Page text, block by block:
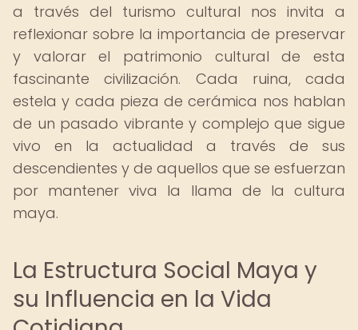
a través del turismo cultural nos invita a
reflexionar sobre la importancia de preservar
y valorar el patrimonio cultural de esta
fascinante civilización. Cada ruina, cada
estela y cada pieza de cerámica nos hablan
de un pasado vibrante y complejo que sigue
vivo en la actualidad a través de sus
descendientes y de aquellos que se esfuerzan
por mantener viva la llama de la cultura
maya.
La Estructura Social Maya y
su Influencia en la Vida